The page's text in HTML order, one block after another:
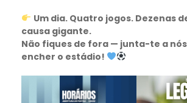
Um dia. Quatro jogos. Dezenas
causa gigante.
Não fiques de fora — junta-te a
encher o estádio!